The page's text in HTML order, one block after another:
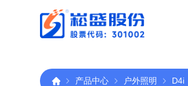
产品中心 户外照明 D4i